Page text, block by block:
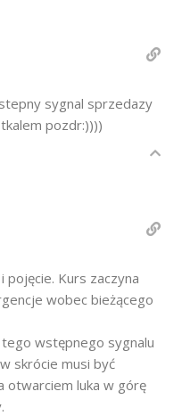
sygnal sprzedazy
pozdr:))))
Kurs zaczyna
wobec bieżącego
wstępnego sygnalu
skrócie musi być
otwarciem luka w górę